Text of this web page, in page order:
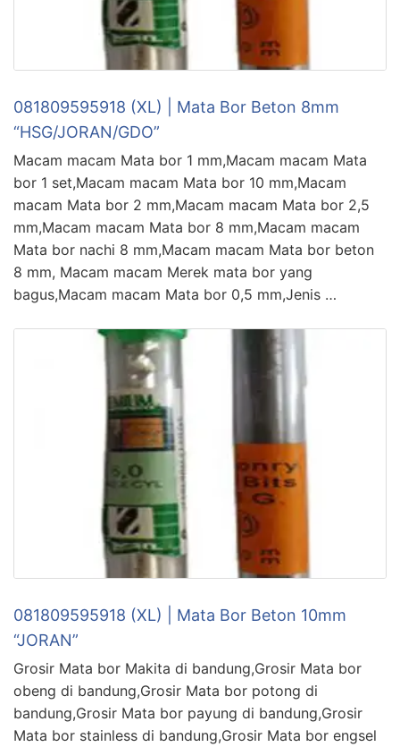
081809595918 (XL) | Mata Bor Beton 8mm
“HSG/JORAN/GDO”
Macam macam Mata bor 1 mm,Macam macam Mata
bor 1 set,Macam macam Mata bor 10 mm,Macam
macam Mata bor 2 mm,Macam macam Mata bor 2,5
mm,Macam macam Mata bor 8 mm,Macam macam
Mata bor nachi 8 mm,Macam macam Mata bor beton
8 mm, Macam macam Merek mata bor yang
bagus,Macam macam Mata bor 0,5 mm,Jenis …
081809595918 (XL) | Mata Bor Beton 10mm
“JORAN”
Grosir Mata bor Makita di bandung,Grosir Mata bor
obeng di bandung,Grosir Mata bor potong di
bandung,Grosir Mata bor payung di bandung,Grosir
Mata bor stainless di bandung,Grosir Mata bor engsel